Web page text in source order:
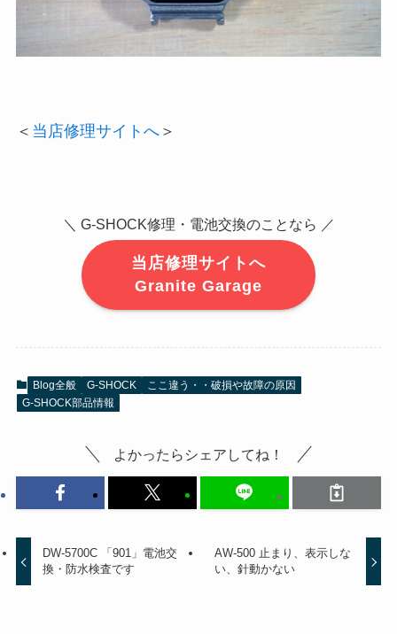
＜ 当店修理サイトへ＞
＼ G-SHOCK修理・電池交換のことなら ／
当店修理サイトへ
Granite Garage
Blog全般 G-SHOCK
ここ違う・・破損や故障の原因
G-SHOCK部品情報
よかったらシェアしてね！
DW-5700C 「901」電池交
換・防水検査です
AW-500 止まり、表示しな
い、針動かない